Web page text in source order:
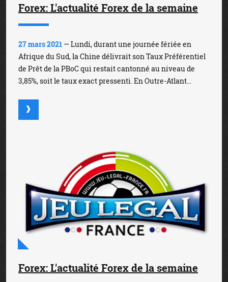
Forex: L'actualité Forex de la semaine
27 mars 2021 — Lundi, durant une journée fériée en
Afrique du Sud, la Chine délivrait son Taux Préférentiel
de Prêt de la PBoC qui restait cantonné au niveau de
3,85%, soit le taux exact pressenti. En Outre-Atlant...
Forex: L'actualité Forex de la semaine